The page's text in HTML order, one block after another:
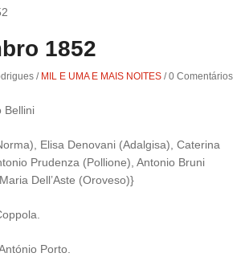
1852
/ MIL E UMA E MAIS NOITES /0 Comentários
Bellini
Elisa Denovani (Adalgisa), Caterina
Prudenza (Pollione), Antonio Bruni
Dell’Aste (Oroveso)}
Porto.